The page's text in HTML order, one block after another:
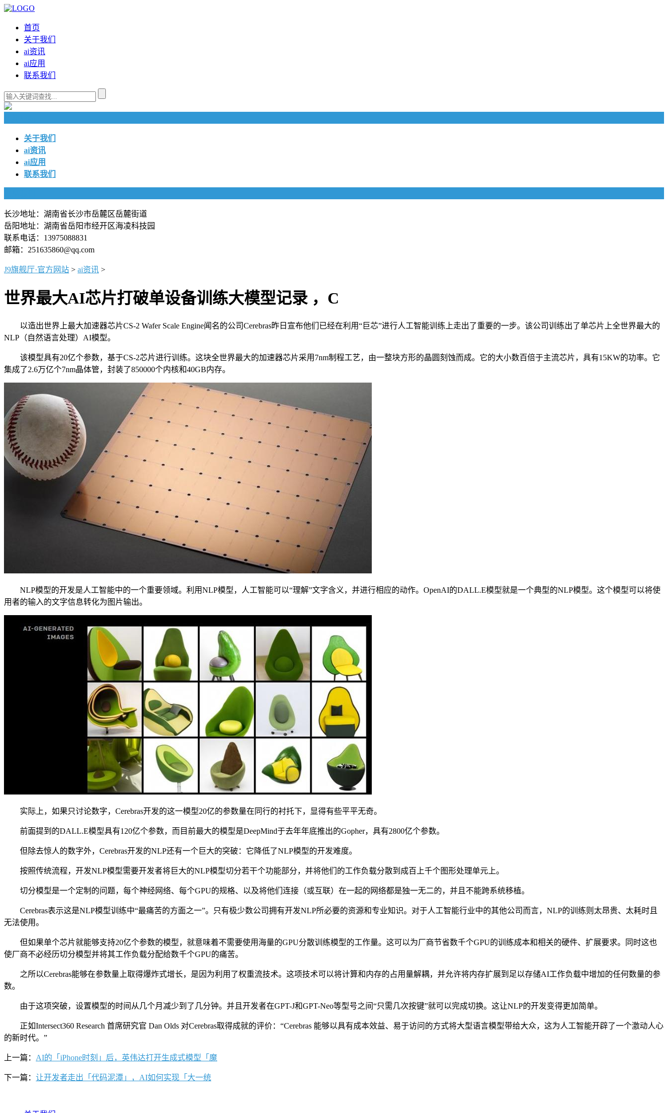
首页
关于我们
ai资讯
ai应用
联系我们
关于我们
ai资讯
ai应用
联系我们
长沙地址：湖南省长沙市岳麓区岳麓街道
岳阳地址：湖南省岳阳市经开区海凌科技园
联系电话：13975088831
邮箱：251635860@qq.com
J9旗舰厅·官方网站 > ai资讯 >
世界最大AI芯片打破单设备训练大模型记录 ，C
以造出世界上最大加速器芯片CS-2 Wafer Scale Engine闻名的公司Cerebras昨日宣布他们已经在利用“巨芯”进行人工智能训练上走出了重要的一步。该公司训练出了单芯片上全世界最大的
NLP（自然语言处理）AI模型。
该模型具有20亿个参数，基于CS-2芯片进行训练。这块全世界最大的加速器芯片采用7nm制程工艺，由一整块方形的晶圆刻蚀而成。它的大小数百倍于主流芯片，具有15KW的功率。它
集成了2.6万亿个7nm晶体管，封装了850000个内核和40GB内存。
NLP模型的开发是人工智能中的一个重要领域。利用NLP模型，人工智能可以“理解”文字含义，并进行相应的动作。OpenAI的DALL.E模型就是一个典型的NLP模型。这个模型可以将使
用者的输入的文字信息转化为图片输出。
实际上，如果只讨论数字，Cerebras开发的这一模型20亿的参数量在同行的衬托下，显得有些平平无奇。
前面提到的DALL.E模型具有120亿个参数，而目前最大的模型是DeepMind于去年年底推出的Gopher，具有2800亿个参数。
但除去惊人的数字外，Cerebras开发的NLP还有一个巨大的突破：它降低了NLP模型的开发难度。
按照传统流程，开发NLP模型需要开发者将巨大的NLP模型切分若干个功能部分，并将他们的工作负载分散到成百上千个图形处理单元上。
切分模型是一个定制的问题，每个神经网络、每个GPU的规格、以及将他们连接（或互联）在一起的网络都是独一无二的，并且不能跨系统移植。
Cerebras表示这是NLP模型训练中“最痛苦的方面之一”。只有极少数公司拥有开发NLP所必要的资源和专业知识。对于人工智能行业中的其他公司而言，NLP的训练则太昂贵、太耗时且
无法使用。
但如果单个芯片就能够支持20亿个参数的模型，就意味着不需要使用海量的GPU分散训练模型的工作量。这可以为厂商节省数千个GPU的训练成本和相关的硬件、扩展要求。同时这也
使厂商不必经历切分模型并将其工作负载分配给数千个GPU的痛苦。
之所以Cerebras能够在参数量上取得爆炸式增长，是因为利用了权重流技术。这项技术可以将计算和内存的占用量解耦，并允许将内存扩展到足以存储AI工作负载中增加的任何数量的参
数。
由于这项突破，设置模型的时间从几个月减少到了几分钟。并且开发者在GPT-J和GPT-Neo等型号之间“只需几次按键”就可以完成切换。这让NLP的开发变得更加简单。
正如Intersect360 Research 首席研究官 Dan Olds 对Cerebras取得成就的评价：“Cerebras 能够以具有成本效益、易于访问的方式将大型语言模型带给大众，这为人工智能开辟了一个激动人心
的新时代。”
上一篇： AI的「iPhone时刻」后，英伟达打开生成式模型「魔
下一篇： 让开发者走出「代码泥潭」，AI如何实现「大一统